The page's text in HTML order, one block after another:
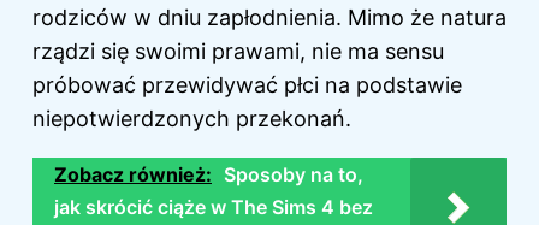
rodziców w dniu zapłodnienia. Mimo że natura
rządzi się swoimi prawami, nie ma sensu
próbować przewidywać płci na podstawie
niepotwierdzonych przekonań.
Zobacz również: Sposoby na to,
jak skrócić ciąże w The Sims 4 bez